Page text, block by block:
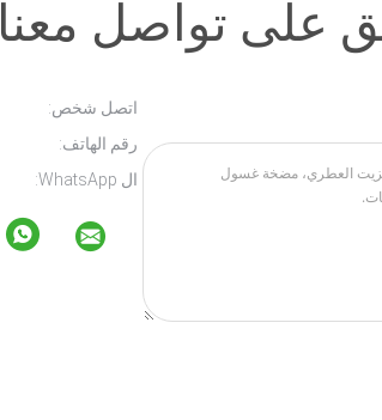
على تواصل معنا
اتصل شخص:
رقم الهاتف:
ال WhatsApp: